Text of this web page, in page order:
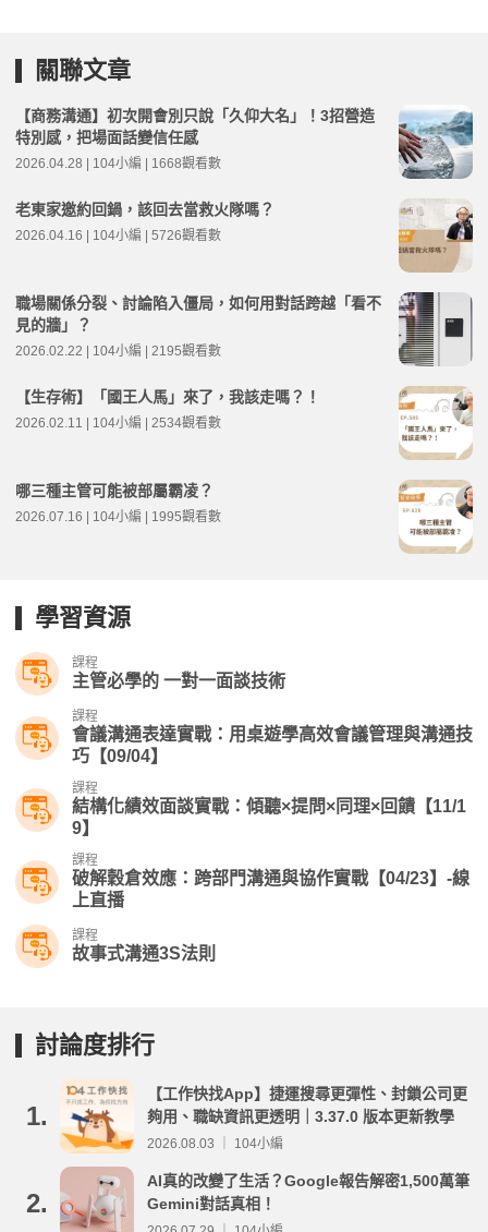
關聯文章
【商務溝通】初次開會別只說「久仰大名」！3招營造
特別感，把場面話變信任感
2026.04.28 | 104小編 | 1668觀看數
老東家邀約回鍋，該回去當救火隊嗎？
2026.04.16 | 104小編 | 5726觀看數
職場關係分裂、討論陷入僵局，如何用對話跨越「看不
見的牆」？
2026.02.22 | 104小編 | 2195觀看數
【生存術】「國王人馬」來了，我該走嗎？！
2026.02.11 | 104小編 | 2534觀看數
哪三種主管可能被部屬霸凌？
2026.07.16 | 104小編 | 1995觀看數
學習資源
課程
主管必學的 一對一面談技術
課程
會議溝通表達實戰：用桌遊學高效會議管理與溝通技
巧【09/04】
課程
結構化績效面談實戰：傾聽×提問×同理×回饋【11/1
9】
課程
破解穀倉效應：跨部門溝通與協作實戰【04/23】-線
上直播​
課程
故事式溝通3S法則
討論度排行
1.
【工作快找App】捷運搜尋更彈性、封鎖公司更
夠用、職缺資訊更透明｜3.37.0 版本更新教學
2026.08.03 ｜ 104小編
2.
AI真的改變了生活？Google報告解密1,500萬筆
Gemini對話真相！